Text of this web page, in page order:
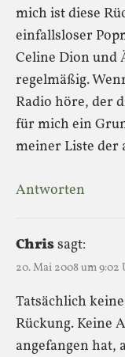
mich ist diese
einfallsloser
Celine Dion und
regelmäßig.
Radio höre, der
für mich ein
meiner Liste der
Antworten
Chrissagt:
20. Mai 2008 um 9:02
Tatsächlich
Rückung. Keine
angefangen hat,